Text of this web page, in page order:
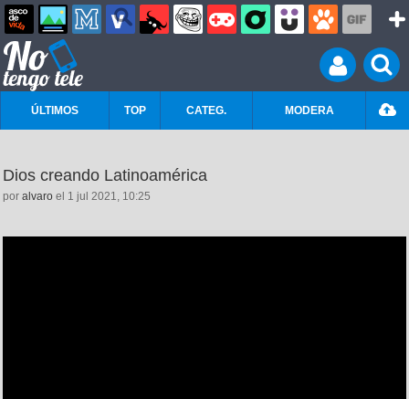
ÚLTIMOS TOP CATEG. MODERA
Dios creando Latinoamérica
por alvaro el 1 jul 2021, 10:25